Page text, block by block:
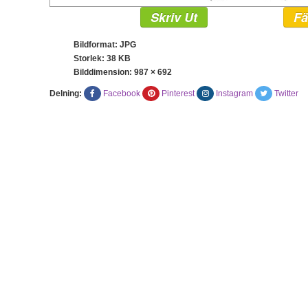
Skriv Ut
Bildformat: JPG
Storlek: 38 KB
Bilddimension: 987 × 692
Delning: Facebook Pinterest Instagram Twitter